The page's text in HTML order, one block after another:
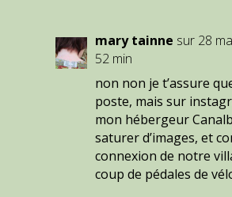
mary tainne sur 28
52 min
non non je t’assure
poste, mais sur
mon hébergeur
saturer d’images, et
connexion de notre
coup de pédales de